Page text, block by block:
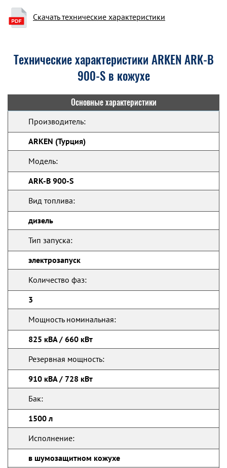
Скачать технические характеристики
Технические характеристики ARKEN ARK-B
900-S в кожухе
Основные характеристики
Производитель:
ARKEN (Турция)
Модель:
ARK-B 900-S
Вид топлива:
дизель
Тип запуска:
электрозапуск
Количество фаз:
3
Мощность номинальная:
825 кВА / 660 кВт
Резервная мощность:
910 кВА / 728 кВт
Бак:
1500 л
Исполнение:
в шумозащитном кожухе